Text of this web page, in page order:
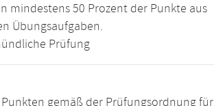
mindestens 50 Prozent der Punkte aus
Übungsaufgaben.
Prüfung
gemäß der Prüfungsordnung für